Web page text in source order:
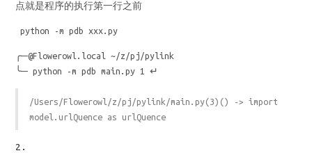
点就是程序的执行第一行之前
python -m pdb xxx.py
╭─@Flowerowl.local ~/z/pj/pylink
╰─ python -m pdb main.py 1 ↵
/Users/Flowerowl/z/pj/pylink/main.py(3) () -> import
model.urlQuence as urlQuence
2.